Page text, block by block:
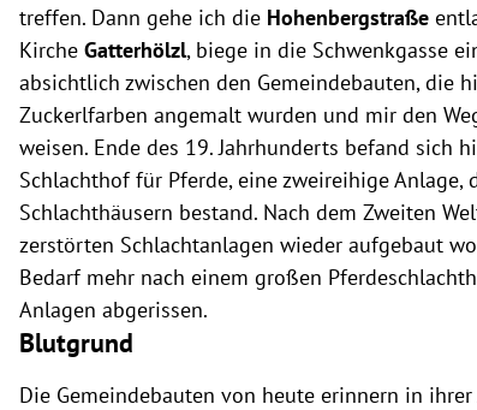
treffen. Dann gehe ich die Hohenbergstraße
Kirche Gatterhölzl, biege in die Schwenkgasse
absichtlich zwischen den Gemeindebauten, die
Zuckerlfarben angemalt wurden und mir den
weisen. Ende des 19. Jahrhunderts befand sich
Schlachthof für Pferde, eine zweireihige Anlage,
Schlachthäusern bestand. Nach dem Zweiten
zerstörten Schlachtanlagen wieder aufgebaut
Bedarf mehr nach einem großen
Anlagen abgerissen.
Blutgrund
Die Gemeindebauten von heute erinnern in